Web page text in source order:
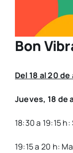
Bon
Del 18 al 20
Jue­ves, 18 de
18:30 a 19:15
19:15 a 20 h: